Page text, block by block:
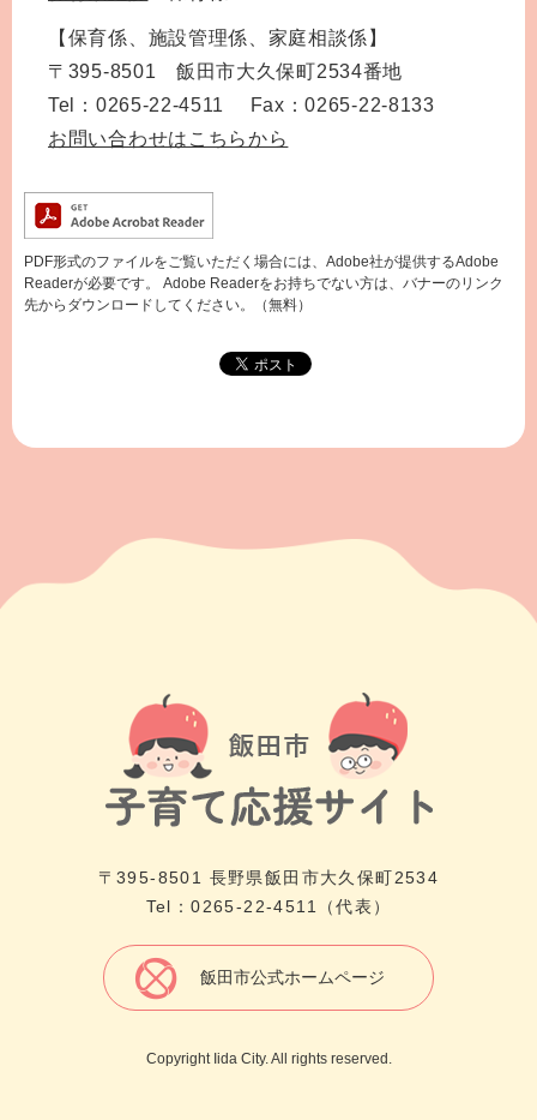
【保育係、施設管理係、家庭相談係】
〒395-8501 飯田市大久保町2534番地
Tel：0265-22-4511 Fax：0265-22-8133
お問い合わせはこちらから
PDF形式のファイルをご覧いただく場合には、Adobe社が提供するAdobe
Readerが必要です。
Adobe Readerをお持ちでない方は、バナーのリンク
先からダウンロードしてください。（無料）
〒395-8501 長野県飯田市大久保町2534
Tel：0265-22-4511（代表）
飯田市公式ホームページ
Copyright Iida City. All rights reserved.